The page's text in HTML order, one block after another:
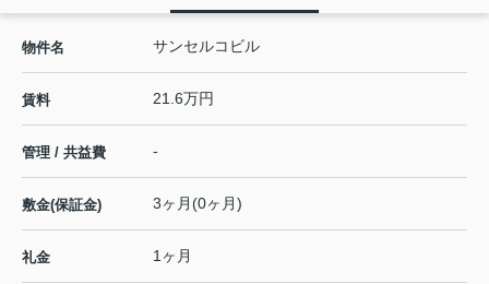
物件名 サンセルコビル
賃料 21.6万円
管理 / 共益費 -
敷金(保証金) 3ヶ月(0ヶ月)
礼金 1ヶ月